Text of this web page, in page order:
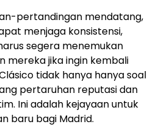
pertandingan mendatang,
menjaga konsistensi,
segera menemukan
mereka jika ingin kembali
tidak hanya hanya soal
pertaruhan reputasi dan
Ini adalah kejayaan untuk
baru bagi Madrid.